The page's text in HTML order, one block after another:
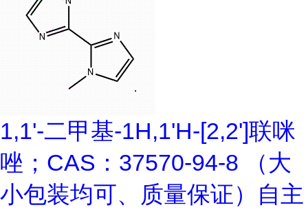
1,1'-二甲基-1H,1'H-[2,2']联咪
唑；CAS：37570-94-8 （大
小包装均可、质量保证）自主